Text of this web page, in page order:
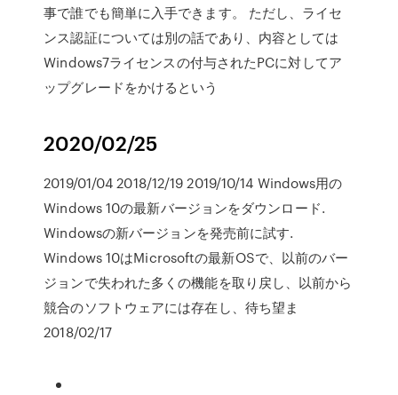
事で誰でも簡単に入手できます。 ただし、ライセ
ンス認証については別の話であり、内容としては
Windows7ライセンスの付与されたPCに対してア
ップグレードをかけるという
2020/02/25
2019/01/04 2018/12/19 2019/10/14 Windows用の
Windows 10の最新バージョンをダウンロード.
Windowsの新バージョンを発売前に試す.
Windows 10はMicrosoftの最新OSで、以前のバー
ジョンで失われた多くの機能を取り戻し、以前から
競合のソフトウェアには存在し、待ち望ま
2018/02/17